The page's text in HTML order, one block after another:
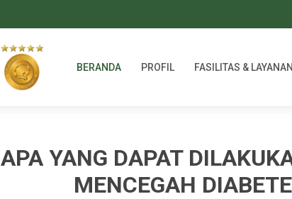
BERANDA PROFIL FASILITAS & LAYANAN
APA YANG DAPAT
MENCEGAH